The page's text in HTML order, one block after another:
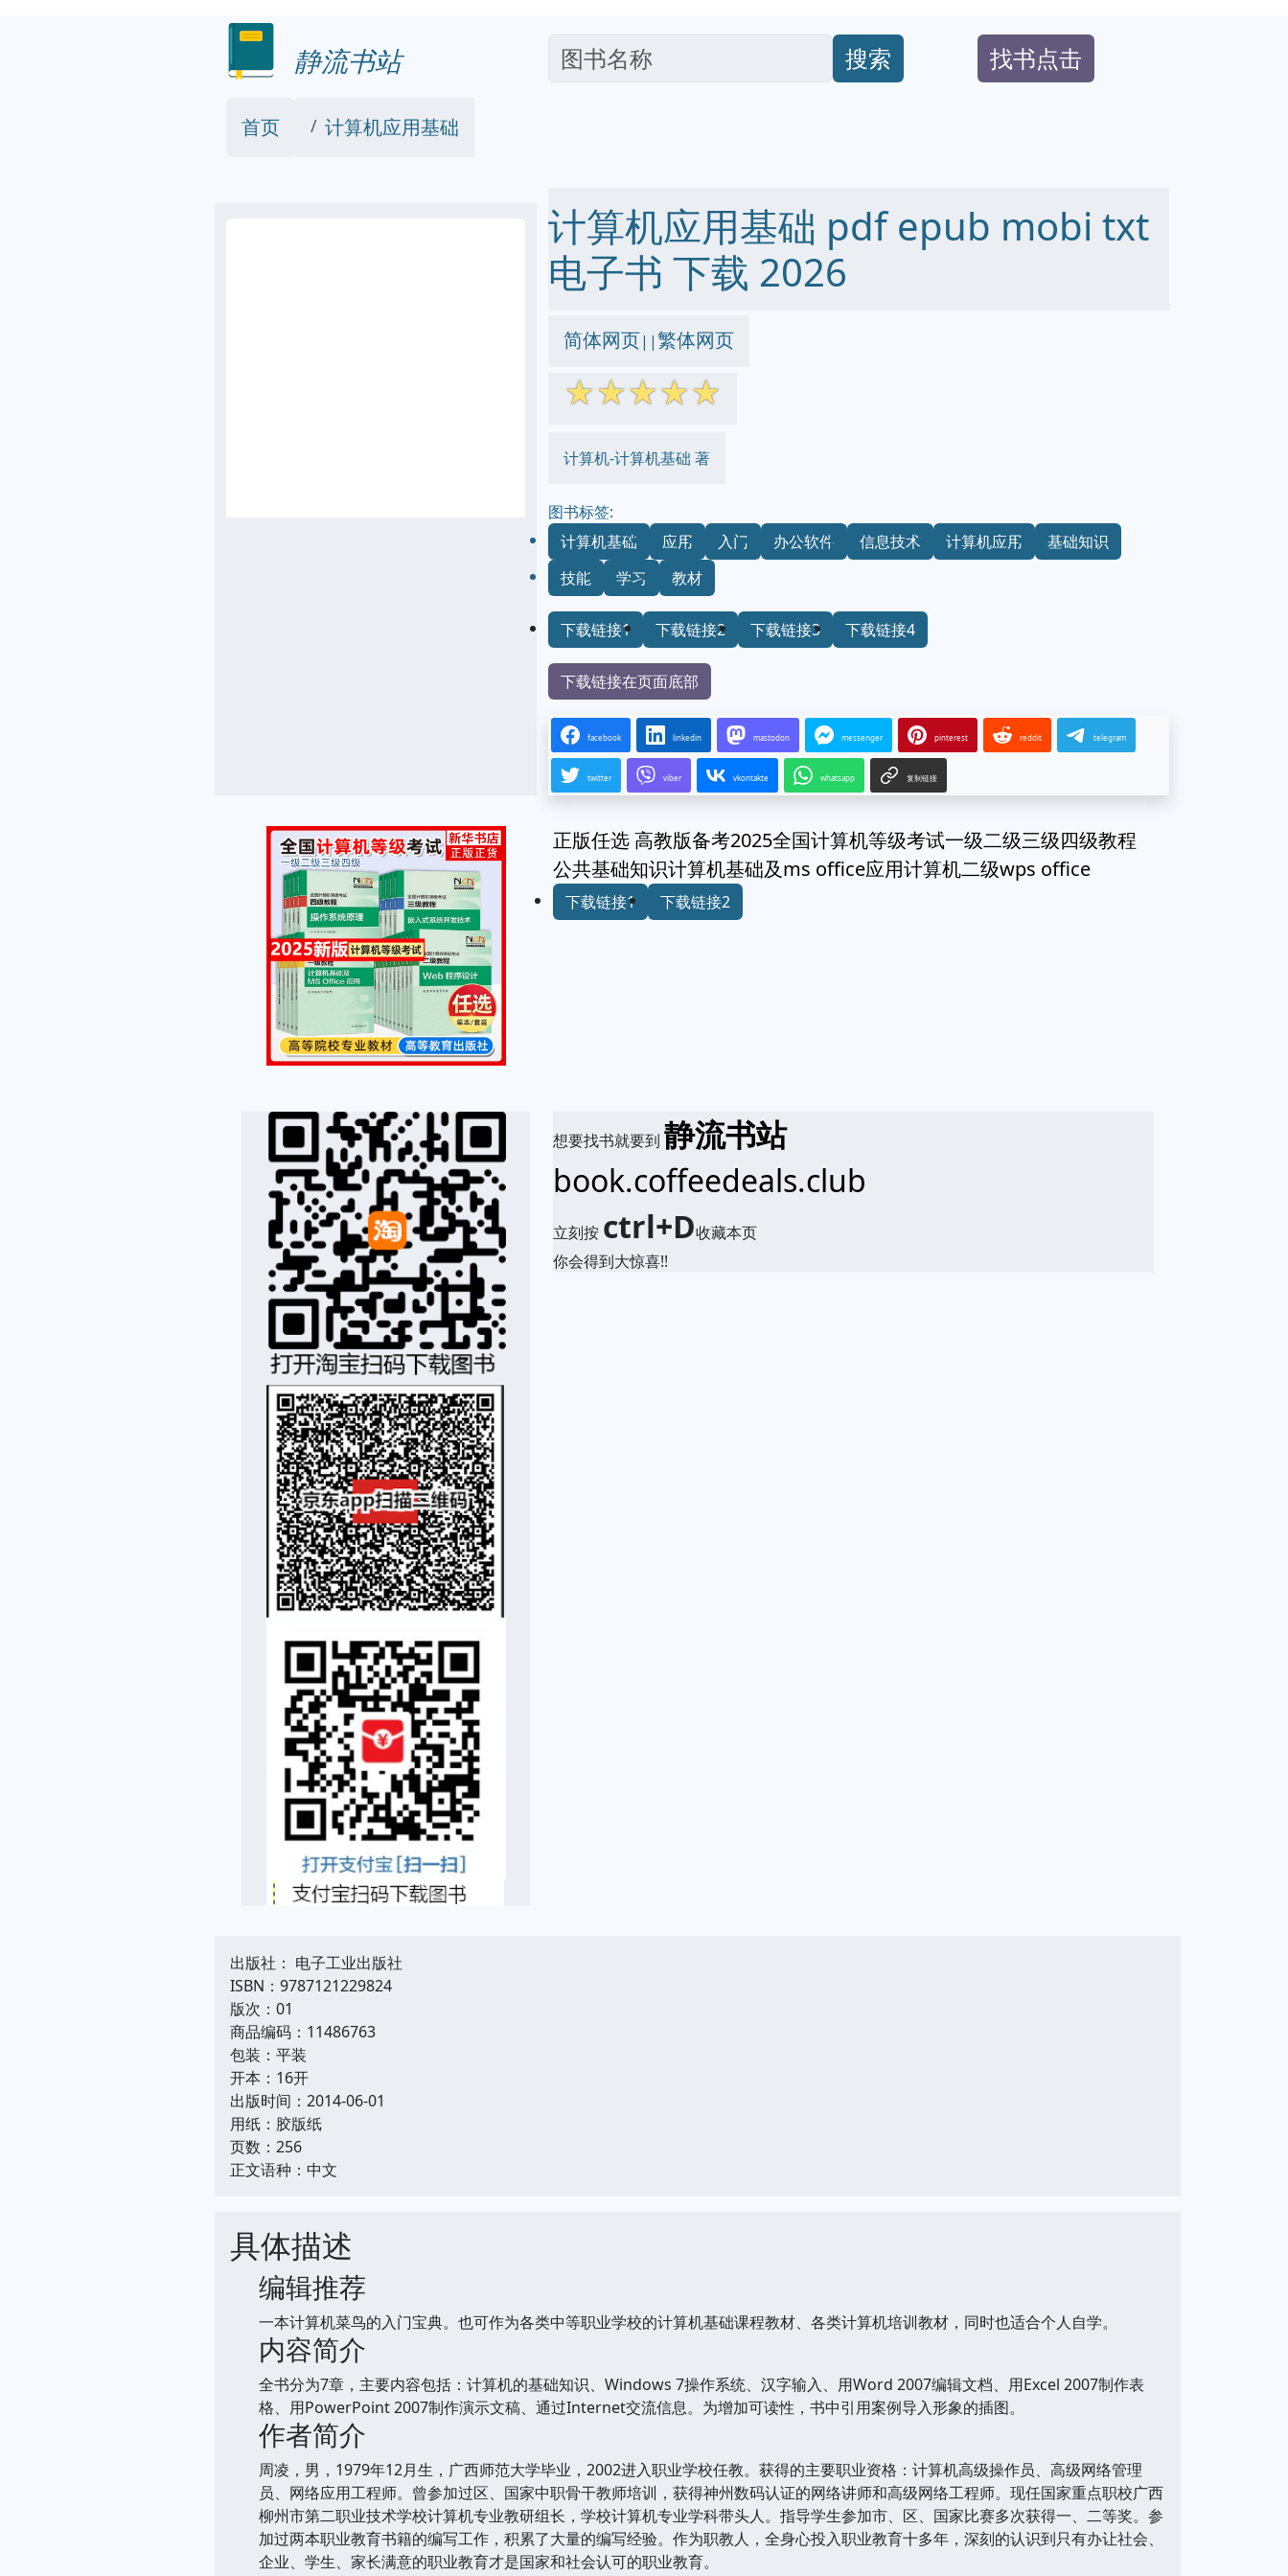
静流书站 搜索 找书点击
首页 计算机应用基础
计算机应用基础 pdf epub mobi txt
电子书 下载 2026
简体网页||繁体网页
☆☆☆☆☆
计算机-计算机基础 著
图书标签:
计算机基础
应用 入门 办公软件 信息技术 计算机应用
基础知识
技能
学习 教材
下载链接1 下载链接2 下载链接3 下载链接4
下载链接在页面底部
facebook linkedin mastodon messenger pinterest reddit telegram
twitter viber vkontakte whatsapp 复制链接
正版任选 高教版备考2025全国计算机等级考试一级二级三级四级教程
公共基础知识计算机基础及ms office应用计算机二级wps office
下载链接1 下载链接2
想要找书就要到静流书站
book.coffeedeals.club
立刻按 ctrl+D收藏本页
你会得到大惊喜!!
出版社： 电子工业出版社
ISBN：9787121229824
版次：01
商品编码：11486763
包装：平装
开本：16开
出版时间：2014-06-01
用纸：胶版纸
页数：256
正文语种：中文
具体描述
编辑推荐
一本计算机菜鸟的入门宝典。也可作为各类中等职业学校的计算机基础课程教材、各类计算机培训教材，同时也适合个人自学。
内容简介
全书分为7章，主要内容包括：计算机的基础知识、Windows 7操作系统、汉字输入、用Word 2007编辑文档、用Excel 2007制作表
格、用PowerPoint 2007制作演示文稿、通过Internet交流信息。为增加可读性，书中引用案例导入形象的插图。
作者简介
周凌，男，1979年12月生，广西师范大学毕业，2002进入职业学校任教。获得的主要职业资格：计算机高级操作员、高级网络管理
员、网络应用工程师。曾参加过区、国家中职骨干教师培训，获得神州数码认证的网络讲师和高级网络工程师。现任国家重点职校广西
柳州市第二职业技术学校计算机专业教研组长，学校计算机专业学科带头人。指导学生参加市、区、国家比赛多次获得一、二等奖。参
加过两本职业教育书籍的编写工作，积累了大量的编写经验。作为职教人，全身心投入职业教育十多年，深刻的认识到只有办让社会、
企业、学生、家长满意的职业教育才是国家和社会认可的职业教育。